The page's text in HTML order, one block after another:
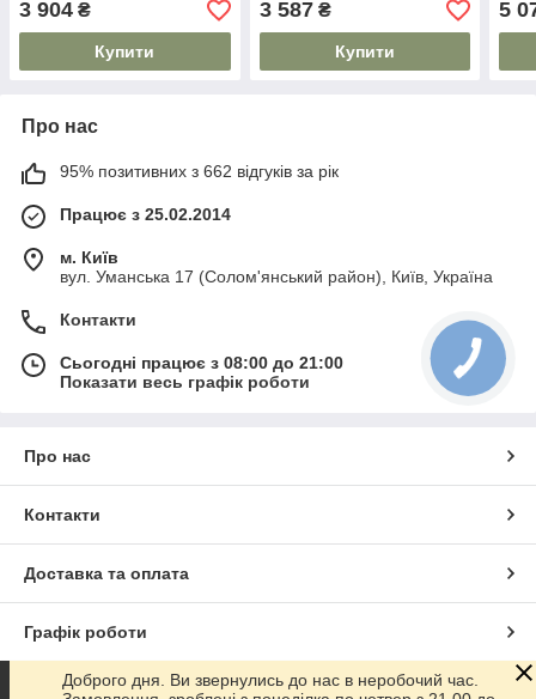
3 904 ₴
Купити
3 587₴
Купити
5
Про нас
95% позитивних з 662 відгуків за рік
Працює з 25.02.2014
м. Київ
вул. Уманська 17 (Солом'янський район), Київ, Україна
Контакти
Сьогодні працює з 08:00 до 21:00
Показати весь графік роботи
Про нас
Контакти
Доставка та оплата
Графік роботи
Повна версія сайту
Доброго дня. Ви звернулись до нас в неробочий час.